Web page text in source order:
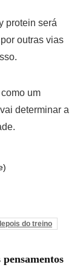
protein será
outras vias
um
determinar a
do treino